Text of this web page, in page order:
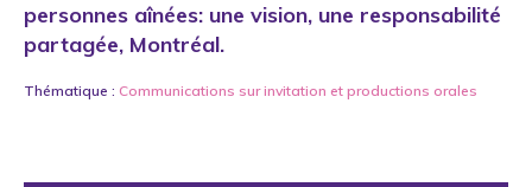
personnes aînées: une vision, une responsabilité
partagée, Montréal.
Thématique : Communications sur invitation et productions orales